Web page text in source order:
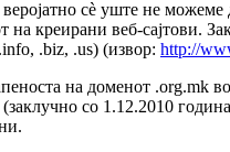
сè уште не можеме
на креирани веб-сајтови.
.biz, .us) (извор: http://
на доменот .оrg.mk
со 1.12.2010